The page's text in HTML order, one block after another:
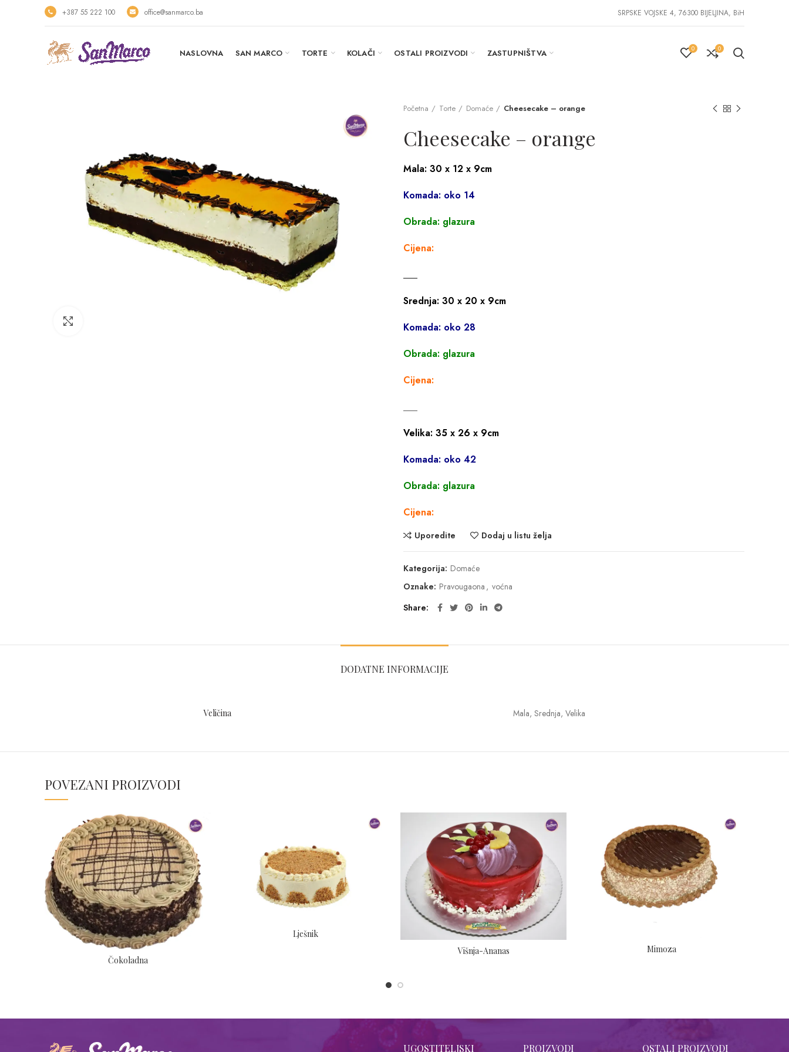
+387 55 222 100 office@sanmarco.ba SRPSKE VOJSKE 4, 76300 BIJELJINA, BiH
NASLOVNA SAN MARCO TORTE KOLAČI OSTALI PROIZVODI ZASTUPNIŠTVA 0 0
Početna Torte Domaće Cheesecake – orange
Cheesecake – orange
Mala: 30 x 12 x 9cm
Komada: oko 14
Obrada: glazura
Cijena:
___
Srednja: 30 x 20 x 9cm
Komada: oko 28
Obrada: glazura
Cijena:
Velika: 35 x 26 x 9cm
Komada: oko 42
Obrada: glazura
Cijena:
Uporedite Dodaj u listu želja
Kategorija: Domaće
Oznake: Pravougaona , voćna
Share
DODATNE INFORMACIJE
Veličina Mala, Srednja, Velika
POVEZANI PROIZVODI
Čokoladna
Lješnik
Višnja-Ananas
Mimoza
UGOSTITELJSKI PROIZVODI OSTALI PROIZVODI